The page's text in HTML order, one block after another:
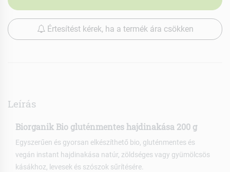
Értesítést kérek, ha a termék ára csökken
Leírás
Biorganik Bio gluténmentes hajdinakása 200 g
Egyszerűen és gyorsan elkészíthető bio, gluténmentes és
vegán instant hajdinakása natúr, zöldséges vagy gyümölcsös
kásákhoz, levesek és szószok sűrítésére.